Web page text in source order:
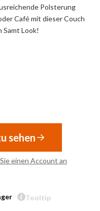
Polsterung
Café mit dieser Couch
Samt Look!
sehen
einen Account an
Tooltip